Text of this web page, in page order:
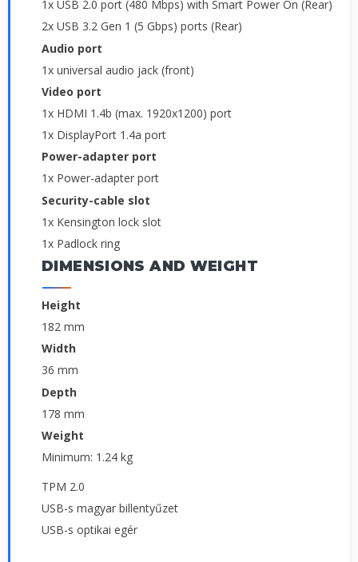
1x USB 2.0 port (480 Mbps) with Smart Power On (Rear)
2x USB 3.2 Gen 1 (5 Gbps) ports (Rear)
Audio port
1x universal audio jack (front)
Video port
1x HDMI 1.4b (max. 1920x1200) port
1x DisplayPort 1.4a port
Power-adapter port
1x Power-adapter port
Security-cable slot
1x Kensington lock slot
1x Padlock ring
DIMENSIONS AND WEIGHT
Height
182 mm
Width
36 mm
Depth
178 mm
Weight
Minimum: 1.24 kg
TPM 2.0
USB-s magyar billentyűzet
USB-s optikai egér